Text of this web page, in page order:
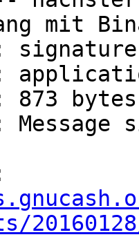
mit
873 bytes
Message